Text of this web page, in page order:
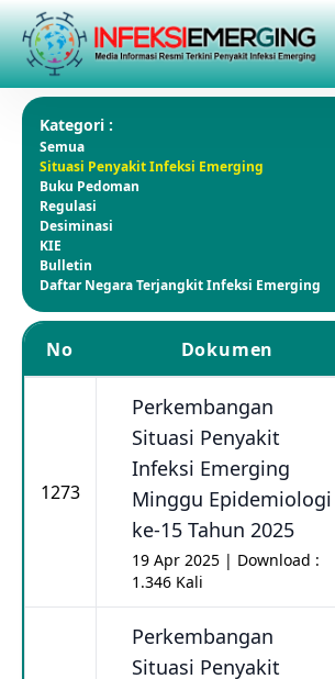
Kategori :
Semua
Situasi Penyakit Infeksi Emerging
Buku Pedoman
Regulasi
Desiminasi
KIE
Bulletin
Daftar Negara Terjangkit Infeksi Emerging
No Dokumen
1273
Perkembangan
Situasi Penyakit
Infeksi Emerging
Minggu Epidemiologi
ke-15 Tahun 2025
19 Apr 2025 | Download :
1.346 Kali
Perkembangan
Situasi Penyakit